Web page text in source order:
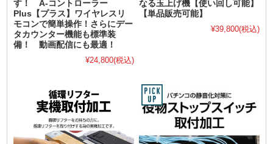
す！ A-コントローラー
Plus【プラス】ワイヤレスリ
モコンで簡単操作！さらにデー
タカウンター機能も標準装
備！ 動画配信にも最適！
¥24,800(税込)
なる玉上げ機【使い回し可能】
【単品販売可能】
¥39,800(税込)